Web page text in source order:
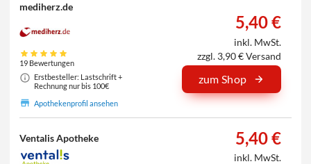
mediherz.de
19 Bewertungen
Erstbesteller: Lastschrift +
Rechnung nur bis 100€
Apothekenprofil ansehen
5,40 €
inkl. MwSt.
zzgl. 3,90 € Versand
zum Shop
Ventalis Apotheke 5,40 €
inkl. MwSt.